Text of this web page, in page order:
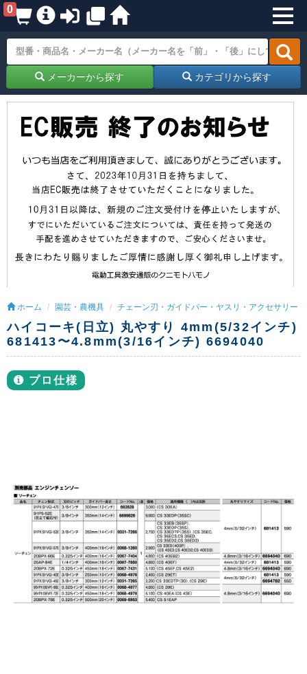
0
メーカーから探す カテゴリから探す
ホーム 園芸・農機具 チェーン刃・ガイドバー・ヤスリ・アクセサリー
ハイコーキ(日立) 丸やすり 4mm(5/32インチ)
681413〜4.8mm(3/16インチ) 6694040
プロ仕様